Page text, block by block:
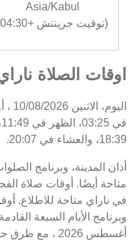
Asia/Kabul
(توقيت جرينتش +04:30)
اوقات الصلاة
18:39، والعشاء في 20:07.
أذان المدينة، وبرنامج
متاحة أيضًا. أوقات صلاة
أغسطس 2026 ،